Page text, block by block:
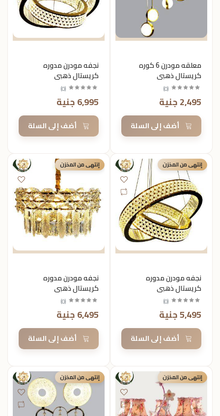
معلقه مودرن 6 كوره
كريستال ذهبي
(
0
)
2,495 جنية
أضف إلى السلة
نجفه مودرن مدوره
كريستال ذهبي
(
0
)
6,995 جنية
أضف إلى السلة
إنتهى من المخزن
نجفه مودرن مدوره
كريستال ذهبي
(
0
)
5,495 جنية
أضف إلى السلة
إنتهى من المخزن
نجفه مودرن مدوره
كريستال ذهبي
(
0
)
6,495 جنية
أضف إلى السلة
إنتهى من المخزن إنتهى من المخزن